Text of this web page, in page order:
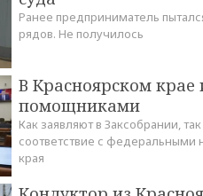
Ранее предприниматель
рядов. Не получилось
В Красноярском крае
помощниками
Как заявляют в Заксобрании,
соответствие с федеральными
края